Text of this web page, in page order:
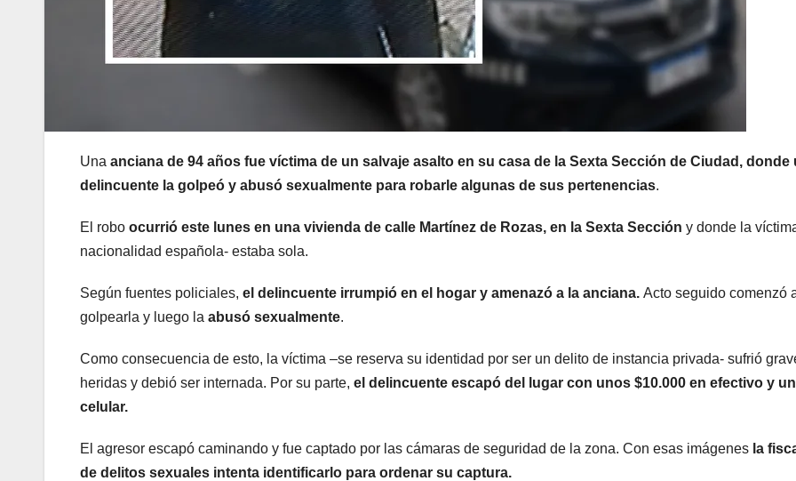
Una anciana de 94 años fue víctima de un salvaje asalto en su casa de la Sexta Sección de Ciudad, donde
delincuente la golpeó y abusó sexualmente para robarle algunas de sus pertenencias.
El robo ocurrió este lunes en una vivienda de calle Martínez de Rozas, en la Sexta Sección y donde la
nacionalidad española- estaba sola.
Según fuentes policiales, el delincuente irrumpió en el hogar y amenazó a la anciana. Acto seguido comenzó
golpearla y luego la abusó sexualmente.
Como consecuencia de esto, la víctima –se reserva su identidad por ser un delito de instancia privada- sufrió
heridas y debió ser internada. Por su parte, el delincuente escapó del lugar con unos $10.000 en efectivo y un
celular.
El agresor escapó caminando y fue captado por las cámaras de seguridad de la zona. Con esas imágenes la
de delitos sexuales intenta identificarlo para ordenar su captura.
Paso Cristo
Redentor:
despejaron la
ruta en Las
Cuevas antes
de otro
temporal con
camiones
el